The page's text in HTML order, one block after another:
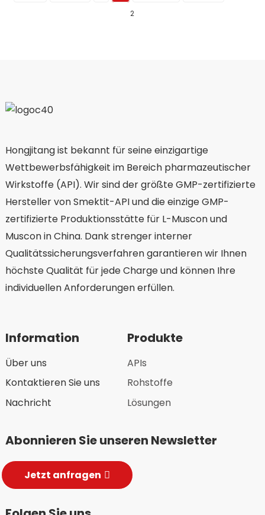
2
Hongjitang ist bekannt für seine einzigartige
Wettbewerbsfähigkeit im Bereich pharmazeutischer
Wirkstoffe (API). Wir sind der größte GMP-zertifizierte
Hersteller von Smektit-API und die einzige GMP-
zertifizierte Produktionsstätte für L-Muscon und
Muscon in China. Dank strenger interner
Qualitätssicherungsverfahren garantieren wir Ihnen
höchste Qualität für jede Charge und können Ihre
individuellen Anforderungen erfüllen.
Information
Über uns
Kontaktieren Sie uns
Nachricht
Produkte
APIs
Rohstoffe
Lösungen
Abonnieren Sie unseren Newsletter
Jetzt anfragen